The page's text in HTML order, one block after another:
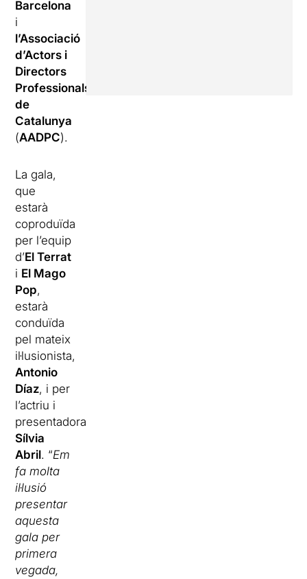
Barcelona
i
l’Associació
d’Actors i
Directors
Professionals
de
Catalunya
(AADPC).
La gala,
que
estarà
coproduïda
per l’equip
d’El Terrat
i El Mago
Pop,
estarà
conduïda
pel mateix
il·lusionista,
Antonio
Díaz, i per
l’actriu i
presentadora
Sílvia
Abril. “Em
fa molta
il·lusió
presentar
aquesta
gala per
primera
vegada,